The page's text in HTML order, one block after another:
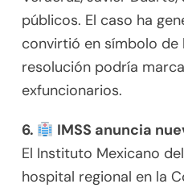
públicos. El caso ha
convirtió en símbolo de
resolución podría
exfuncionarios.
6.
IMSS anuncia
El Instituto Mexicano
hospital regional en la